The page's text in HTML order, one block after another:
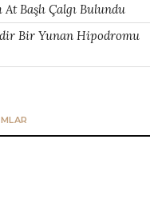
At Başlı Çalgı Bulundu
Bir Yunan Hipodromu